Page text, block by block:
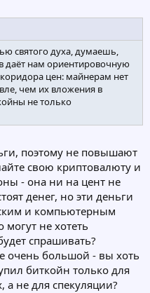
святого духа, думаешь,
даёт нам ориентировочную
цен: майнерам нет
чем их вложения в
не только
поэтому не повышают
свою криптовалюту и
- она ни на цент не
денег, но эти деньги
и компьютерным
не хотеть
спрашивать?
очень большой - вы хоть
биткойн только для
а не для спекуляции?